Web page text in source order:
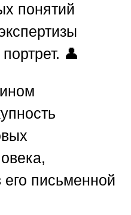
понятий
👤
письменной